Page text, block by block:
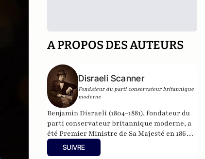
A PROPOS DES AUTEURS
Disraeli Scanner
Fondateur du parti conservateur britannique
moderne
Benjamin Disraeli (1804-1881), fondateur du
parti conservateur britannique moderne, a
été Premier Ministre de Sa Majesté en 1868
puis entre 1874 et 1880. Aussi avons-nous été
quelque peu surpris de recevoir, depuis
SUIVRE